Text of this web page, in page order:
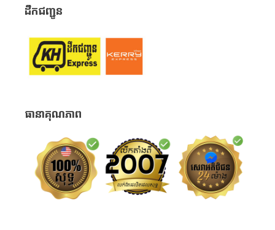
ដឹកជញ្ជូន
ធានាគុណភាព